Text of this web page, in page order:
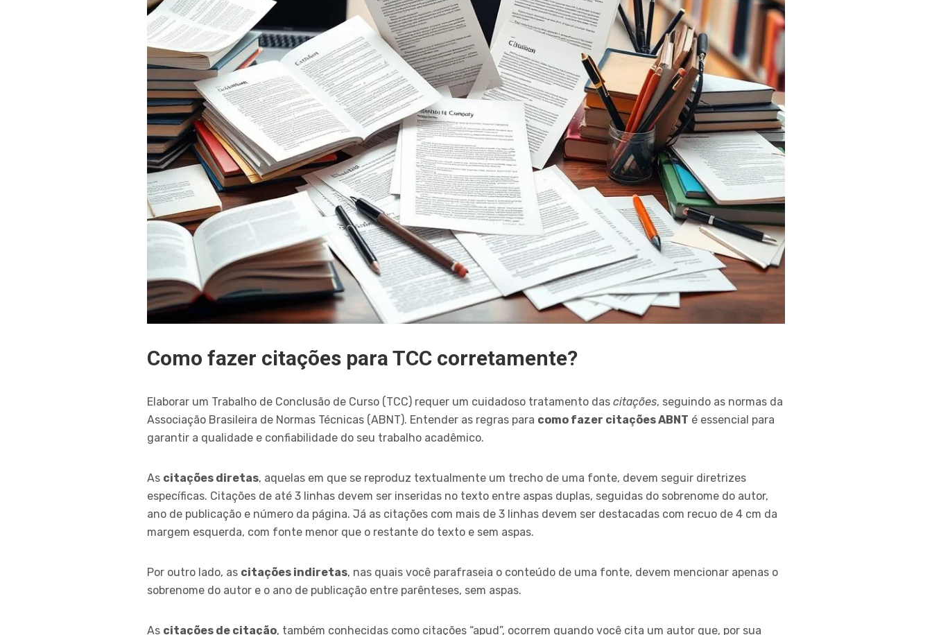
Como fazer citações para TCC corretamente?
Elaborar um Trabalho de Conclusão de Curso (TCC) requer um cuidadoso tratamento das citações, seguindo as normas da
Associação Brasileira de Normas Técnicas (ABNT). Entender as regras para como fazer citações ABNT é essencial para
garantir a qualidade e confiabilidade do seu trabalho acadêmico.
As citações diretas, aquelas em que se reproduz textualmente um trecho de uma fonte, devem seguir diretrizes
específicas. Citações de até 3 linhas devem ser inseridas no texto entre aspas duplas, seguidas do sobrenome do autor,
ano de publicação e número da página. Já as citações com mais de 3 linhas devem ser destacadas com recuo de 4 cm da
margem esquerda, com fonte menor que o restante do texto e sem aspas.
Por outro lado, as citações indiretas, nas quais você parafraseia o conteúdo de uma fonte, devem mencionar apenas o
sobrenome do autor e o ano de publicação entre parênteses, sem aspas.
As citações de citação, também conhecidas como citações “apud”, ocorrem quando você cita um autor que, por sua